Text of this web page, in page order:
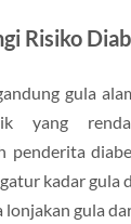
Risiko
gula
yang
penderita
kadar gula
gula